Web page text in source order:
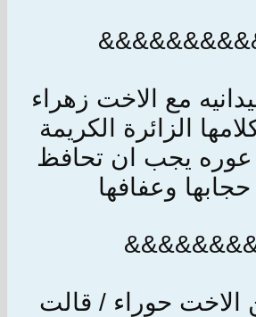
مع الاخت زهراء
الزائرة الكريمة
عوره يجب ان تحافظ
وعفافها
الاخت حوراء / قالت